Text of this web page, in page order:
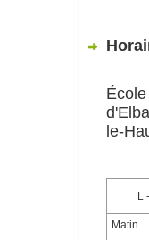
le-
L
Matin